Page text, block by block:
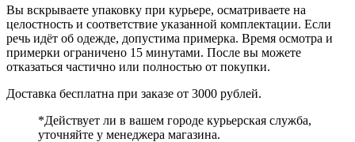
Вы вскрываете упаковку при курьере, осматриваете на
целостность и соответствие указанной комплектации. Если
речь идёт об одежде, допустима примерка. Время осмотра и
примерки ограничено 15 минутами. После вы можете
отказаться частично или полностью от покупки.
Доставка бесплатна при заказе от 3000 рублей.
*Действует ли в вашем городе курьерская служба,
уточняйте у менеджера магазина.